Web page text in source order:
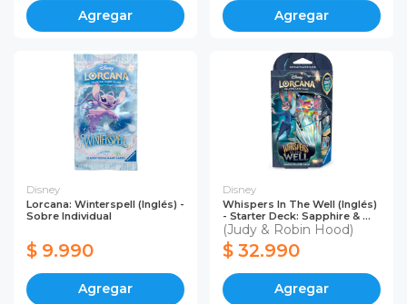
Agregar Agregar
Disney
Lorcana: Winterspell (Inglés) -
Sobre Individual
$ 9.990
Agregar
Disney
Whispers In The Well (Inglés)
- Starter Deck: Sapphire & ...
(Judy & Robin Hood)
$ 32.990
Agregar